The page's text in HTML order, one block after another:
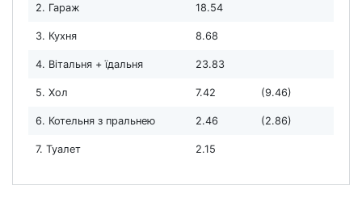
2. Гараж 18.54
3. Кухня 8.68
4. Вітальня + їдальня 23.83
5. Хол 7.42 (9.46)
6. Котельня з пральнею 2.46 (2.86)
7. Туалет 2.15